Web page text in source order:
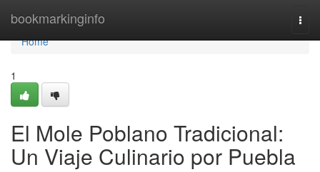
bookmarkinginfo
Home
Home
1
El Mole Poblano Tradicional:
Un Viaje Culinario por Puebla